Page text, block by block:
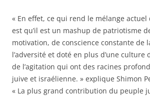
« En effet, ce qui rend le mélange actuel
est qu’il est un mashup de patriotisme
motivation, de conscience constante de
l’adversité et doté en plus d’une culture
de l’agitation qui ont des racines
juive et israélienne. » explique Shimon
« La plus grand contribution du peuple